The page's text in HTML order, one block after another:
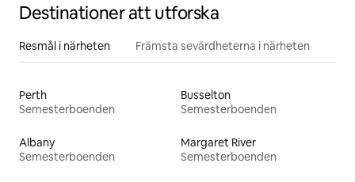
Destinationer att utforska
Resmål i närheten Främsta sevärdheterna i närheten
Perth
Semesterboenden
Busselton
Semesterboenden
Albany
Semesterboenden
Margaret River
Semesterboenden